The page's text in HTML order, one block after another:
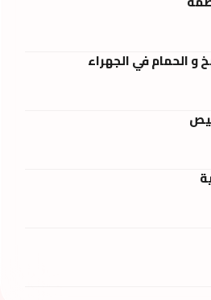
و الحمام في الجهراء